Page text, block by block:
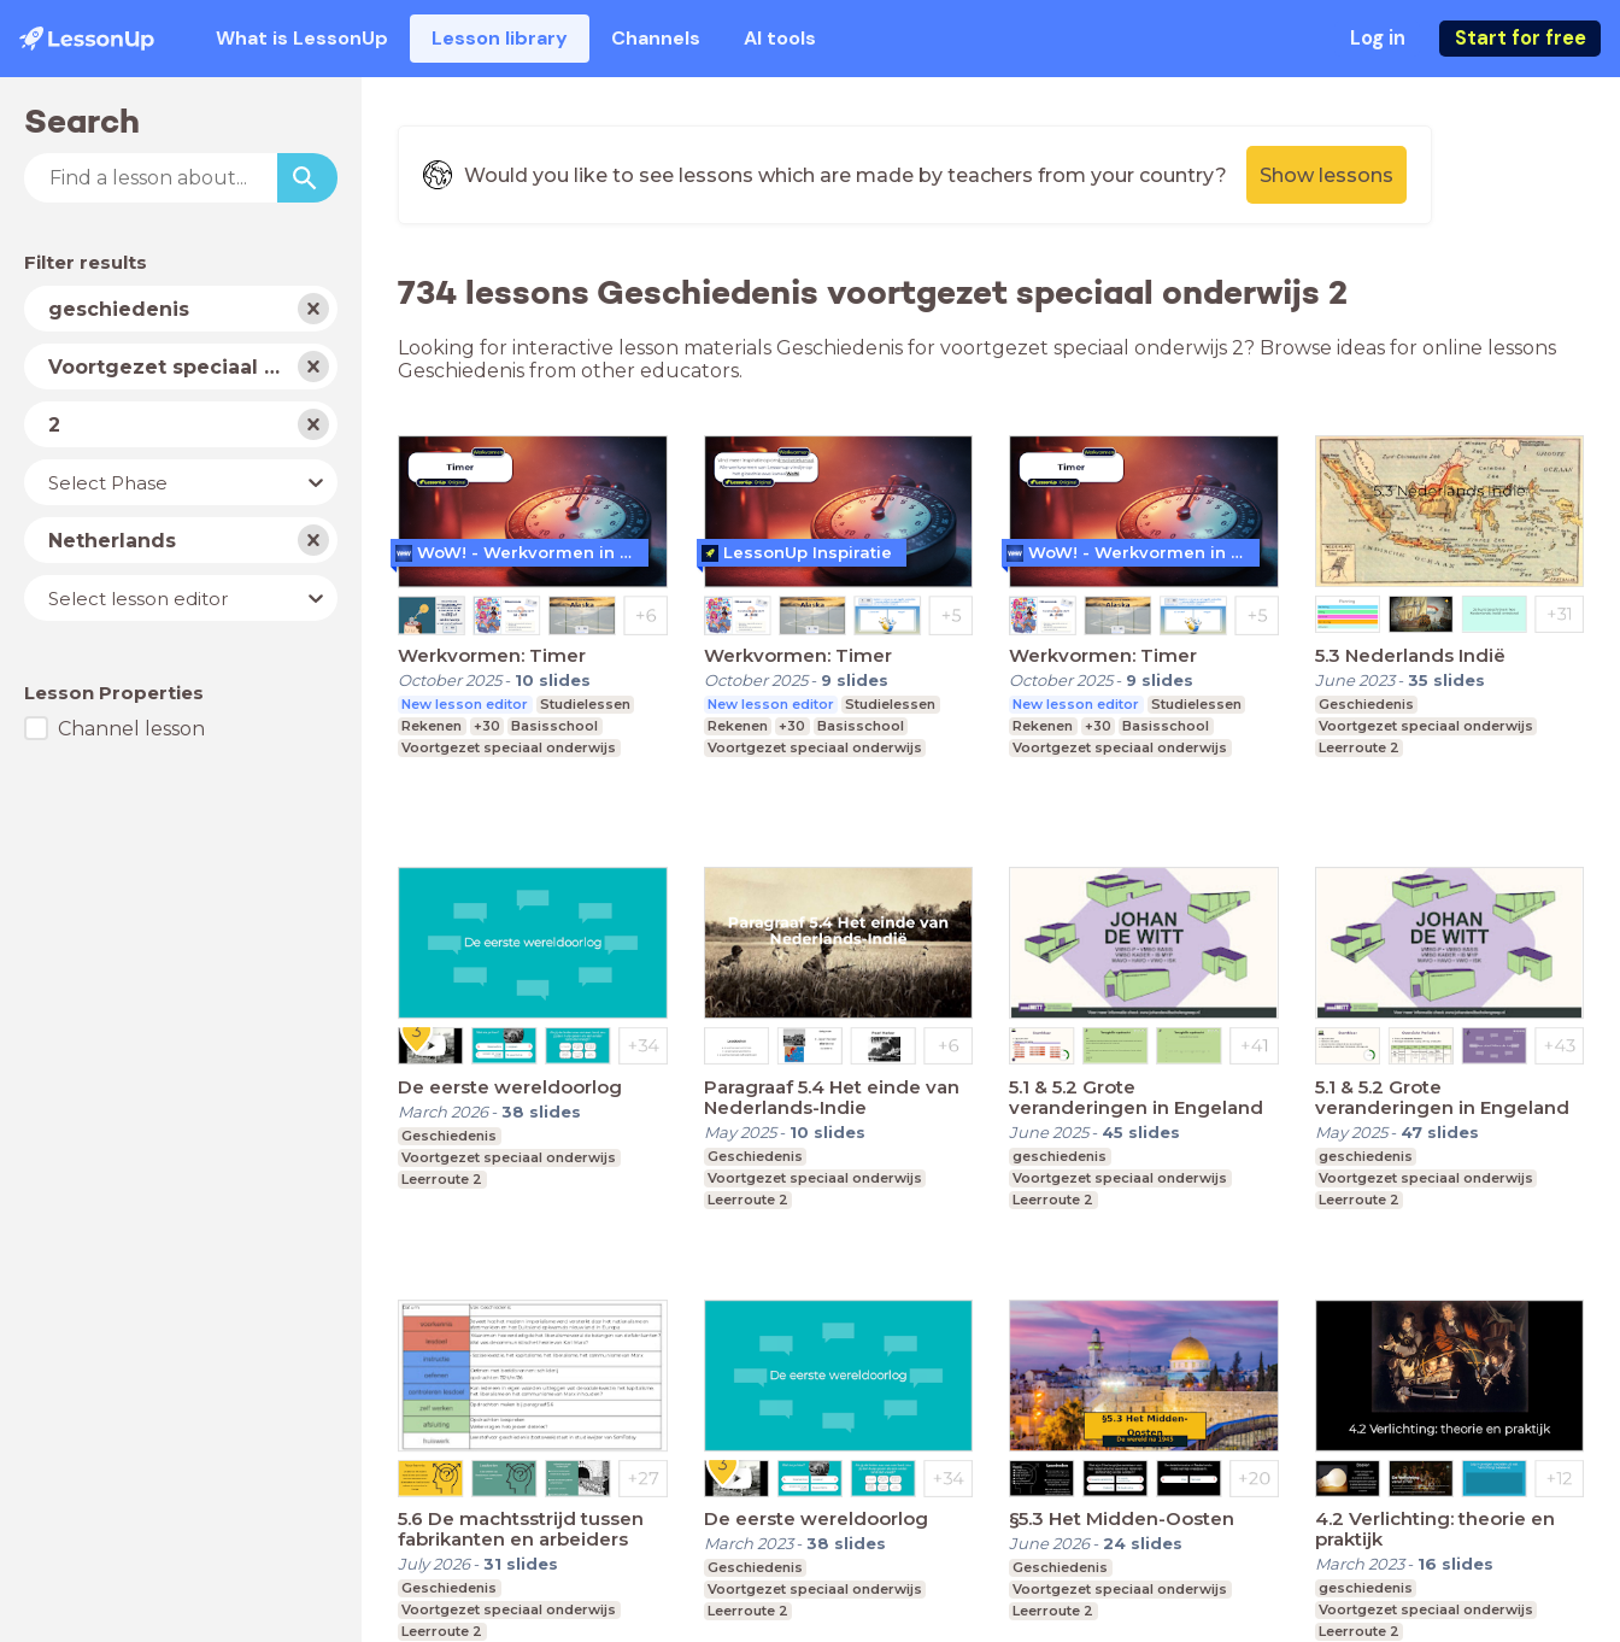
What is LessonUp Lesson library Channels AI tools Log in Start for free
Search
Filter results
geschiedenis
School
type
Voortgezet speciaal onderwijs
Level
2
YearSelect Phase
Country
Netherlands
Lesson
editor
Select lesson editor
Lesson Properties
Channel lesson
Would you like to see lessons which are made by teachers from your country? Show lessons
734 lessons Geschiedenis voortgezet speciaal onderwijs 2
Looking for interactive lesson materials Geschiedenis for voortgezet speciaal onderwijs 2? Browse ideas for online lessons
Geschiedenis from other educators.
Werkvormen: Timer
October 2025- 10 slides
New lesson editor
Studielessen
Rekenen
+30
Basisschool
Voortgezet speciaal onderwijs
WoW! - Werkvormen in LessonUp
Werkvormen: Timer
October 2025- 9 slides
New lesson editor
Studielessen
Rekenen
+30
Basisschool
Voortgezet speciaal onderwijs
LessonUp Inspiratie
Werkvormen: Timer
October 2025- 9 slides
New lesson editor
Studielessen
Rekenen
+30
Basisschool
Voortgezet speciaal onderwijs
WoW! - Werkvormen in LessonUp
5.3 Nederlands Indië
June 2023-35 slides
Geschiedenis
Voortgezet speciaal onderwijs
Leerroute 2
De eerste wereldoorlog
March 2026-38 slides
Geschiedenis
Voortgezet speciaal onderwijs
Leerroute 2
Paragraaf 5.4 Het einde van
Nederlands-Indie
May 2025- 10 slides
Geschiedenis
Voortgezet speciaal onderwijs
Leerroute 2
5.1 & 5.2 Grote
veranderingen in Engeland
June 2025- 45 slides
geschiedenis
Voortgezet speciaal onderwijs
Leerroute 2
5.1 & 5.2 Grote
veranderingen in Engeland
May 2025- 47 slides
geschiedenis
Voortgezet speciaal onderwijs
Leerroute 2
5.6 De machtsstrijd tussen
fabrikanten en arbeiders
July 2026-31 slides
Geschiedenis
Voortgezet speciaal onderwijs
Leerroute 2
De eerste wereldoorlog
March 2023-38 slides
Geschiedenis
Voortgezet speciaal onderwijs
Leerroute 2
§5.3 Het Midden-Oosten
June 2026- 24 slides
Geschiedenis
Voortgezet speciaal onderwijs
Leerroute 2
4.2 Verlichting: theorie en
praktijk
March 2023- 16 slides
geschiedenis
Voortgezet speciaal onderwijs
Leerroute 2